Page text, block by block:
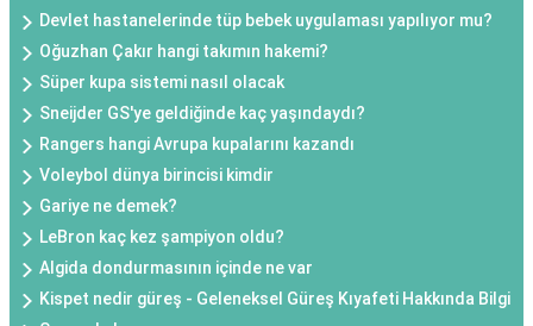
Devlet hastanelerinde tüp bebek uygulaması yapılıyor mu?
Oğuzhan Çakır hangi takımın hakemi?
Süper kupa sistemi nasıl olacak
Sneijder GS'ye geldiğinde kaç yaşındaydı?
Rangers hangi Avrupa kupalarını kazandı
Voleybol dünya birincisi kimdir
Gariye ne demek?
LeBron kaç kez şampiyon oldu?
Algida dondurmasının içinde ne var
Kispet nedir güreş - Geleneksel Güreş Kıyafeti Hakkında Bilgi